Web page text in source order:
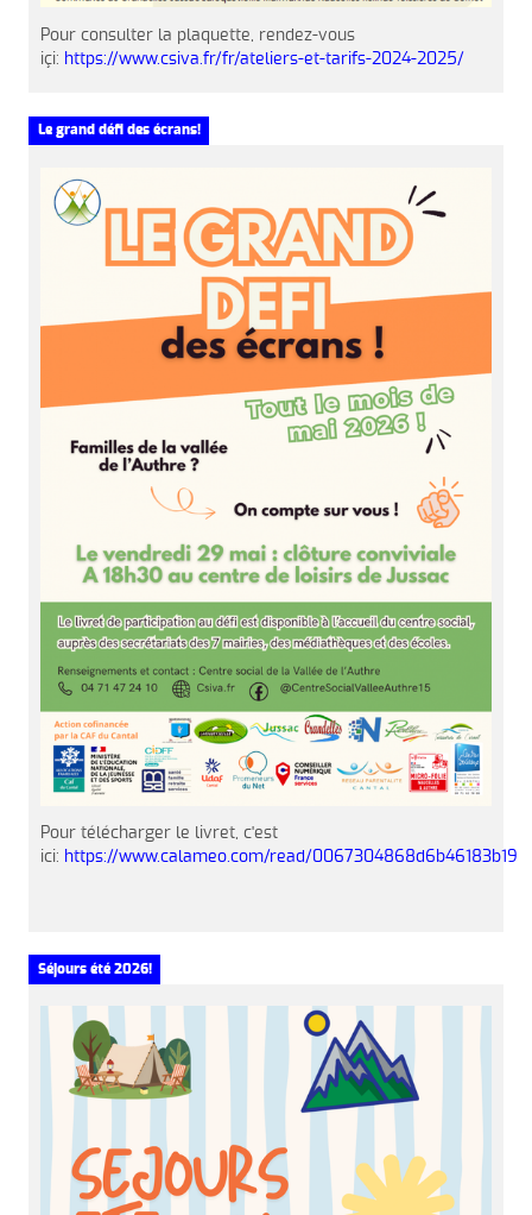
Pour consulter la plaquette, rendez-vous
içi: https://www.csiva.fr/fr/ateliers-et-tarifs-2024-2025/
Le grand défi des écrans!
Pour télécharger le livret, c'est
ici: https://www.calameo.com/read/0067304868d6b46183b19
Séjours été 2026!